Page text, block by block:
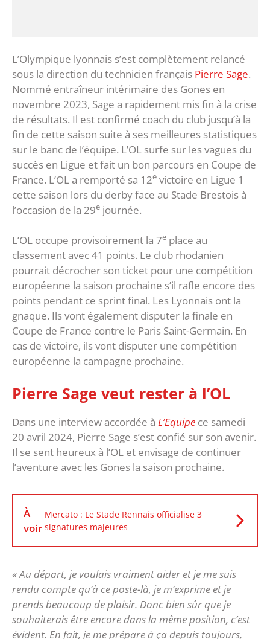
L’Olympique lyonnais s’est complètement relancé
sous la direction du technicien français Pierre Sage.
Nommé entraîneur intérimaire des Gones en
novembre 2023, Sage a rapidement mis fin à la crise
de résultats. Il est confirmé coach du club jusqu’à la
fin de cette saison suite à ses meilleures statistiques
sur le banc de l’équipe. L’OL surfe sur les vagues du
succès en Ligue et fait un bon parcours en Coupe de
France. L’OL a remporté sa 12e victoire en Ligue 1
cette saison lors du derby face au Stade Brestois à
l’occasion de la 29e journée.
L’OL occupe provisoirement la 7e place au
classement avec 41 points. Le club rhodanien
pourrait décrocher son ticket pour une compétition
européenne la saison prochaine s’il rafle encore des
points pendant ce sprint final. Les Lyonnais ont la
gnaque. Ils vont également disputer la finale en
Coupe de France contre le Paris Saint-Germain. En
cas de victoire, ils vont disputer une compétition
européenne la campagne prochaine.
Pierre Sage veut rester à l’OL
Dans une interview accordée à L’Equipe ce samedi
20 avril 2024, Pierre Sage s’est confié sur son avenir.
Il se sent heureux à l’OL et envisage de continuer
l’aventure avec les Gones la saison prochaine.
À
voir
Mercato : Le Stade Rennais officialise 3
signatures majeures
« Au départ, je voulais vraiment aider et je me suis
rendu compte qu’à ce poste-là, je m’exprime et je
prends beaucoup de plaisir. Donc bien sûr que je
souhaiterais être encore dans la même position, c’est
évident. En fait, je me prépare à ça depuis toujours,